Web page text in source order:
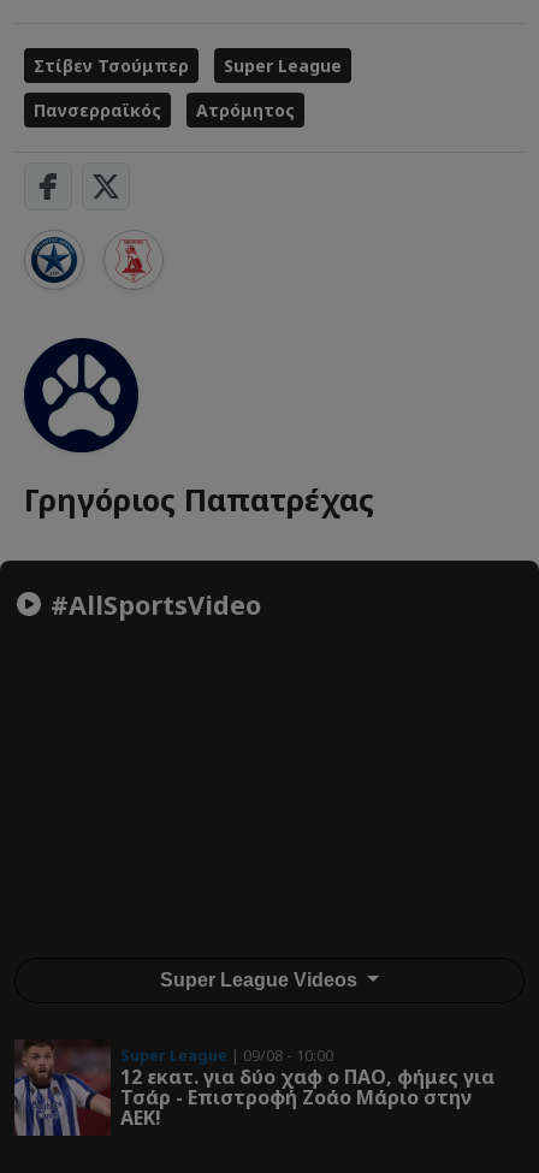
Στίβεν Τσούμπερ
Super League
Πανσερραϊκός
Ατρόμητος
Γρηγόριος Παπατρέχας
#AllSportsVideo
Super League Videos
Super League | 09/08 - 10:00
12 εκατ. για δύο χαφ ο ΠΑΟ, φήμες για
Τσάρ - Επιστροφή Ζοάο Μάριο στην
ΑΕΚ!